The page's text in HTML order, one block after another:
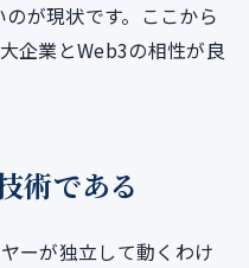
が現状です。ここから
企業とWeb3の相性が良
術である
ーが独立して動くわけ